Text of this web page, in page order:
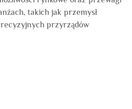
takich jak przemysł
przyrządów